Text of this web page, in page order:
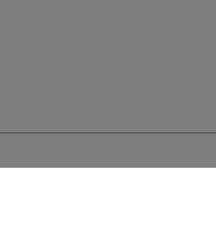
różnym formacie, jak karty czy